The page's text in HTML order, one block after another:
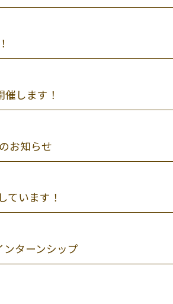
します！
お知らせ
ています！
ンターンシップ